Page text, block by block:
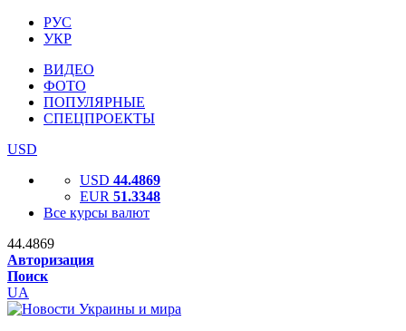
РУС
УКР
ВИДЕО
ФОТО
ПОПУЛЯРНЫЕ
СПЕЦПРОЕКТЫ
USD
USD 44.4869
EUR 51.3348
Все курсы валют
44.4869
Авторизация
Поиск
UA